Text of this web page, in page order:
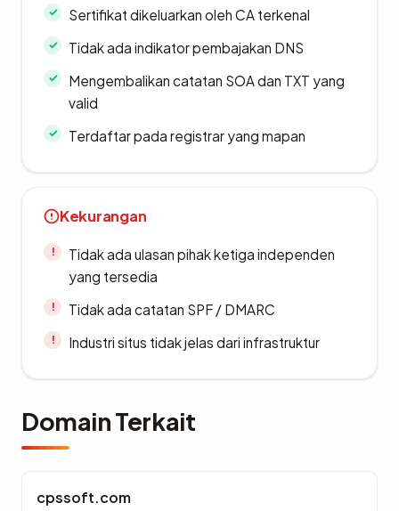
Sertifikat dikeluarkan oleh CA terkenal
Tidak ada indikator pembajakan DNS
Mengembalikan catatan SOA dan TXT yang
valid
Terdaftar pada registrar yang mapan
Kekurangan
Tidak ada ulasan pihak ketiga independen
yang tersedia
Tidak ada catatan SPF / DMARC
Industri situs tidak jelas dari infrastruktur
Domain Terkait
cpssoft.com